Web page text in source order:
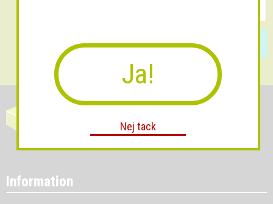
Information
Ja!
Nej tack